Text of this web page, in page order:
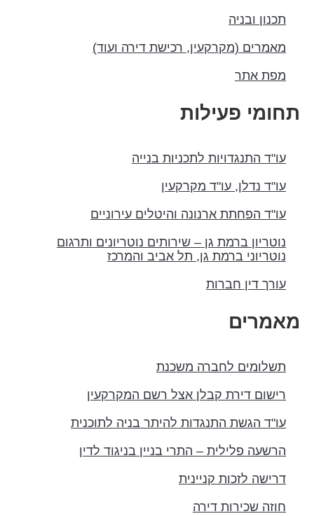
תכנון ובניה
מאמרים (מקרקעין, רכישת דירה ועוד)
מפת אתר
פעילות
עו"ד התנגדויות לתכניות בנייה
עו"ד נדלן, עו"ד מקרקעין
עו"ד הפחתת ארנונה והיטלים עירוניים
נוטריון ברמת גן – שירותים נוטריונים ותרגום
נוטריוני ברמת גן, תל אביב והמרכז
עורך דין חברות
תשלומים לחברה משכנת
רישום דירת קבלן אצל רשם המקרקעין
עו"ד הגשת התנגדות להיתר בניה לתוכנית
הרשעה פלילית – התרי בניין בניגוד לדין
דרישה לזכות קניינית
חוזה שכירות דירה